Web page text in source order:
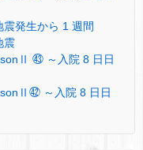
震発生から 1 週間
震
㊸ ～入院 8 日日
㊷ ～入院 8 日日